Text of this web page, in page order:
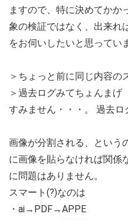
ますので、特に決めてかか
象の検証ではなく、出来れ
をお伺いしたいと思ってい
＞ちょっと前に同じ内容の
＞過去ログみてちょんまげ
すみません・・・。 過去ロ
画像が分割される、という
に画像を貼らなければ関係
に問題はありません。
スマート(?)なのは
・ai→PDF→APPE